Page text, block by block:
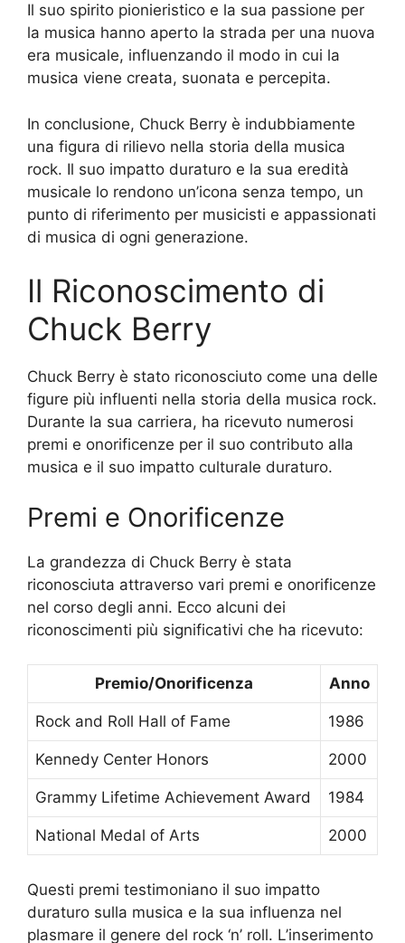
Il suo spirito pionieristico e la sua passione per
la musica hanno aperto la strada per una nuova
era musicale, influenzando il modo in cui la
musica viene creata, suonata e percepita.
In conclusione, Chuck Berry è indubbiamente
una figura di rilievo nella storia della musica
rock. Il suo impatto duraturo e la sua eredità
musicale lo rendono un’icona senza tempo, un
punto di riferimento per musicisti e appassionati
di musica di ogni generazione.
Il Riconoscimento di
Chuck Berry
Chuck Berry è stato riconosciuto come una delle
figure più influenti nella storia della musica rock.
Durante la sua carriera, ha ricevuto numerosi
premi e onorificenze per il suo contributo alla
musica e il suo impatto culturale duraturo.
Premi e Onorificenze
La grandezza di Chuck Berry è stata
riconosciuta attraverso vari premi e onorificenze
nel corso degli anni. Ecco alcuni dei
riconoscimenti più significativi che ha ricevuto:
Premio/Onorificenza Anno
Rock and Roll Hall of Fame 1986
Kennedy Center Honors 2000
Grammy Lifetime Achievement Award 1984
National Medal of Arts 2000
Questi premi testimoniano il suo impatto
duraturo sulla musica e la sua influenza nel
plasmare il genere del rock ‘n’ roll. L’inserimento